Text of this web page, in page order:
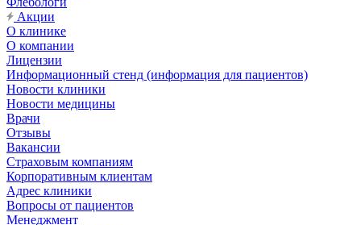
Акции
О клинике
О компании
Лицензии
Информационный стенд (информация для пациентов)
Новости клиники
Новости медицины
Врачи
Отзывы
Вакансии
Страховым компаниям
Корпоративным клиентам
Адрес клиники
Вопросы от пациентов
Менеджмент